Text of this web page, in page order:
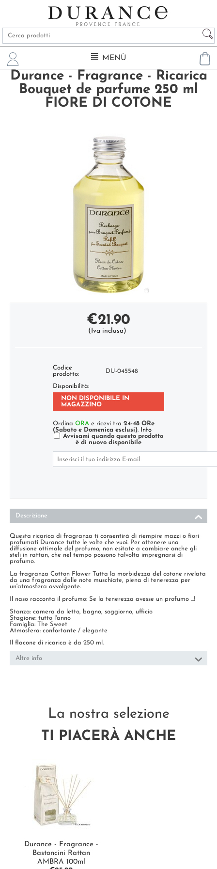
MENÙ
Durance - Fragrance - Ricarica
Bouquet de parfume 250 ml
FIORE DI COTONE
€21.90
(Iva inclusa)
Codice
prodotto:
DU-045548
Disponibilità:
NON DISPONIBILE IN
MAGAZZINO
Ordina ORA e ricevi tra 24-48 ORe
(Sabato e Domenica esclusi).
Info
Avvisami quando questo prodotto
è di nuovo disponibile
Descrizione
Questa ricarica di fragranza ti consentirà di riempire mazzi o fiori
profumati Durance tutte le volte che vuoi. Per ottenere una
diffusione ottimale del profumo, non esitate a cambiare anche gli
steli in rattan, che nel tempo possono talvolta impregnarsi di
profumo.
La fragranza Cotton Flower Tutta la morbidezza del cotone rivelata
da una fragranza dalle note muschiate, piena di tenerezza per
un'atmosfera avvolgente.
Il naso racconta il profumo: Se la tenerezza avesse un profumo ...!
Stanza: camera da letto, bagno, soggiorno, ufficio
Stagione: tutto l'anno
Famiglia: The Sweet
Atmosfera: confortante / elegante
Il flacone di ricarica è da 250 ml.
Altre info
La nostra selezione
TI PIACERÀ ANCHE
Durance - Fragrance -
Bastoncini Rattan
AMBRA 100ml